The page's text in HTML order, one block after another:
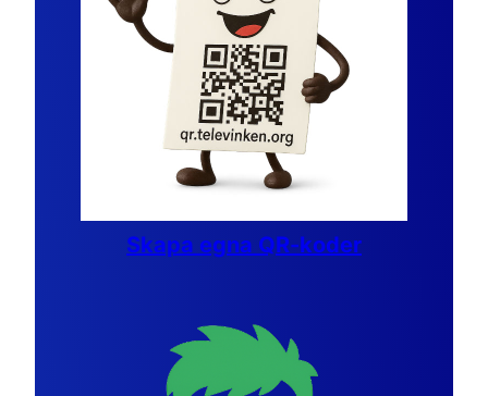
Skapa egna QR-koder